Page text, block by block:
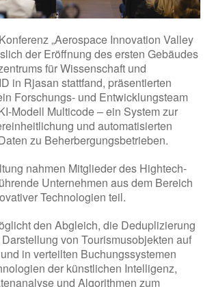
„Aerospace Innovation Valley
der Eröffnung des ersten Gebäudes
für Wissenschaft und
in Rjasan stattfand, präsentierten
Forschungs- und Entwicklungsteam
Modell Multicode – ein System zur
und automatisierten
zu Beherbergungsbetrieben.
nahmen Mitglieder des Hightech-
Unternehmen aus dem Bereich
Technologien teil.
den Abgleich, die Deduplizierung
von Tourismusobjekten auf
in verteilten Buchungssystemen
der künstlichen Intelligenz,
und Algorithmen zum